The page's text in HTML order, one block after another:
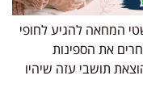
המחאה להגיע לחופי
את הספינות
תושבי עזה שיהיו